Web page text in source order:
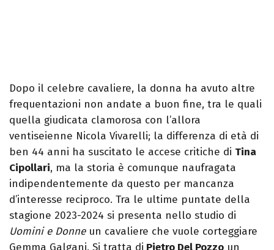
Dopo il celebre cavaliere, la donna ha avuto altre
frequentazioni non andate a buon fine, tra le quali
quella giudicata clamorosa con l’allora
ventiseienne Nicola Vivarelli; la differenza di età di
ben 44 anni ha suscitato le accese critiche di Tina
Cipollari, ma la storia è comunque naufragata
indipendentemente da questo per mancanza
d’interesse reciproco. Tra le ultime puntate della
stagione 2023-2024 si presenta nello studio di
Uomini e Donneun cavaliere che vuole corteggiare